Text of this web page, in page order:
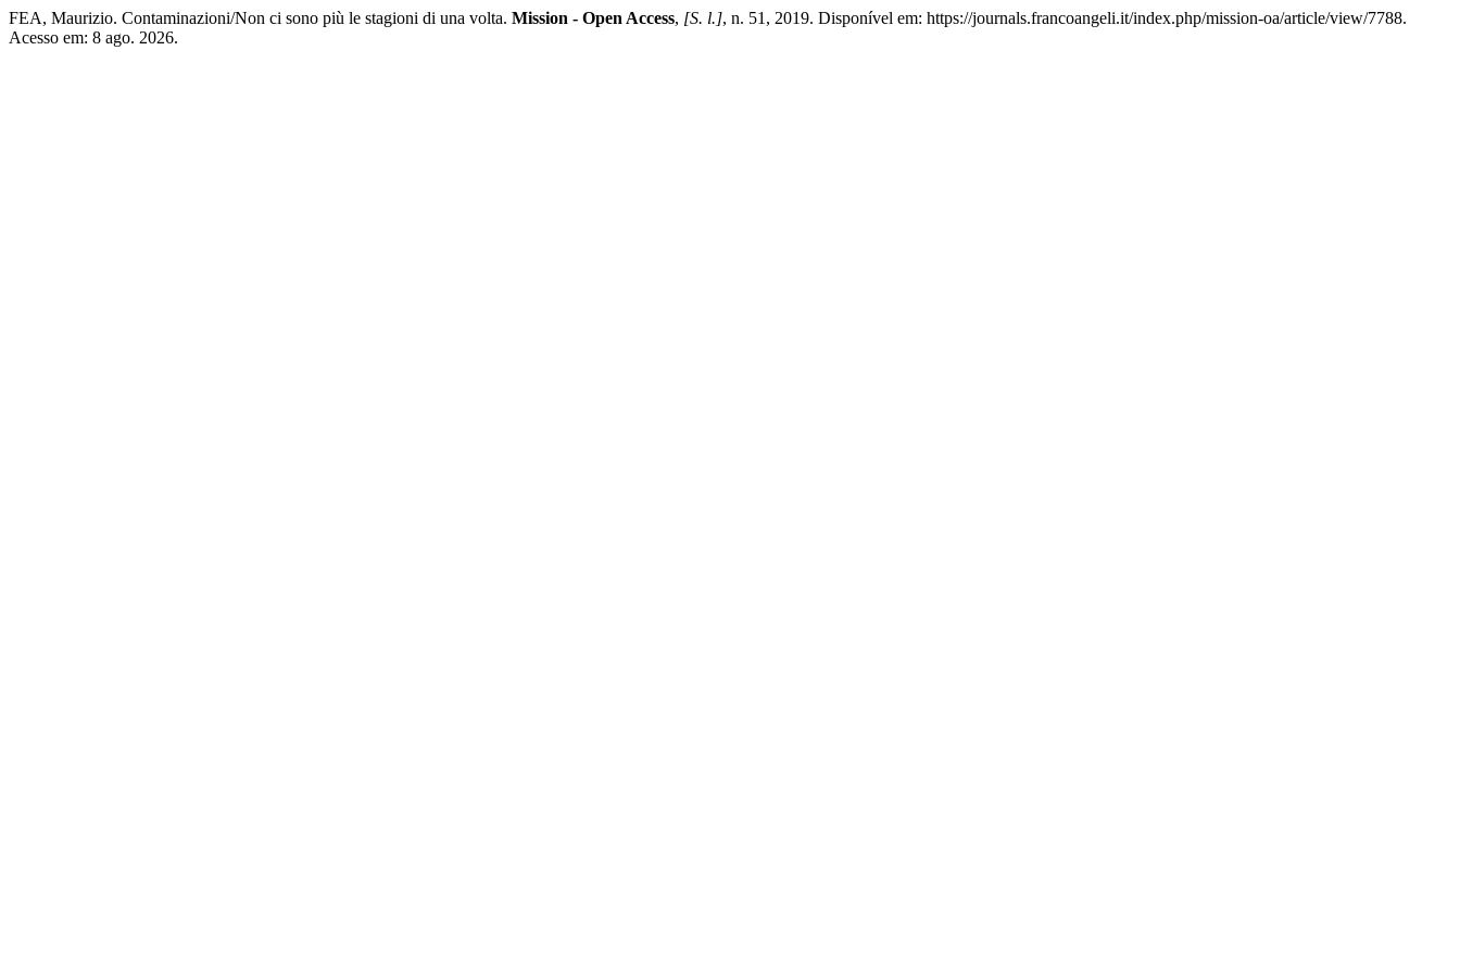
FEA, Maurizio. Contaminazioni/Non ci sono più le stagioni di una volta. Mission - Open Access, [S. l.], n. 51, 2019. Disponível em: https://journals.francoangeli.it/index.php/mission-oa/article/view/7788.
Acesso em: 8 ago. 2026.